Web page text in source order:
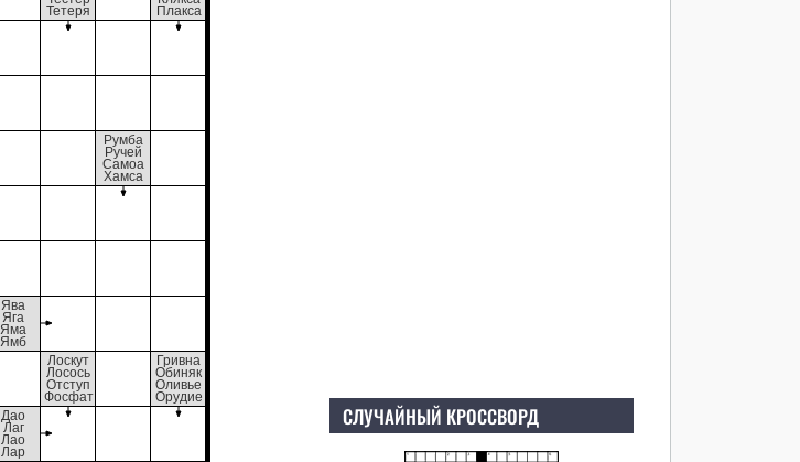
Тетеря
Плакса
Румба
Ручей
Самоа
Хамса
Ява
Яга
Яма
Ямб
Лоскут
Лосось
Отступ
Фосфат
Гривна
Обиняк
Оливье
Орудие
Дао
Лаг
Лао
Лар
СЛУЧАЙНЫЙ КРОССВОРД